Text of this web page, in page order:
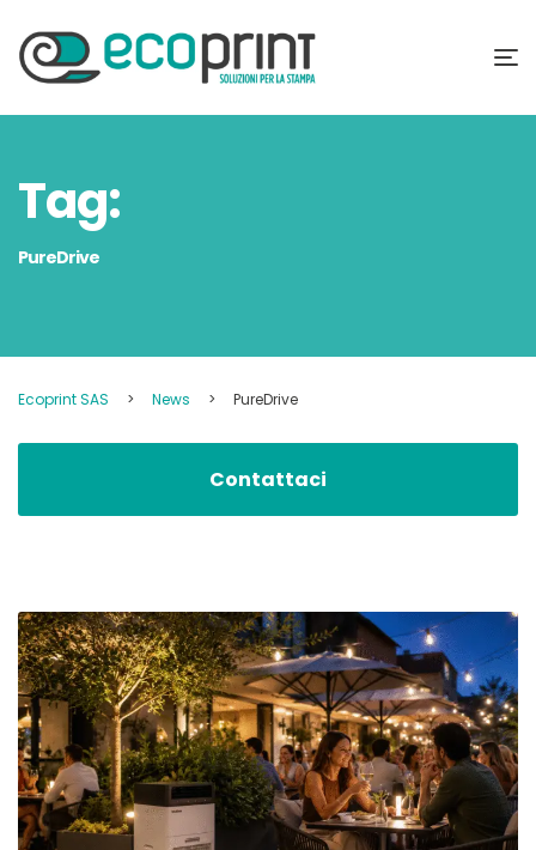
Tag:
PureDrive
Ecoprint SAS > News > PureDrive
Contattaci